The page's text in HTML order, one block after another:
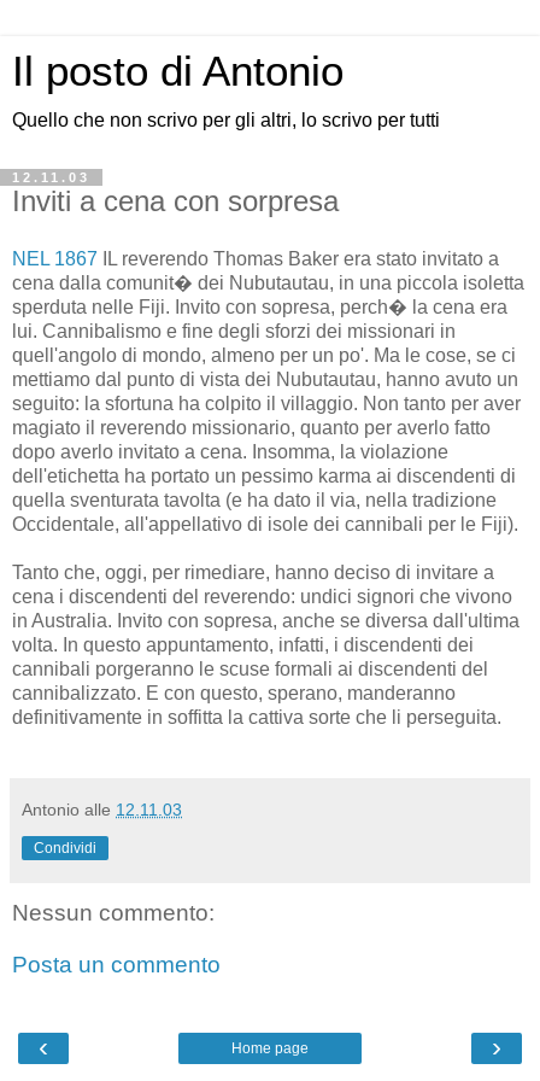
Il posto di Antonio
Quello che non scrivo per gli altri, lo scrivo per tutti
12.11.03
Inviti a cena con sorpresa
NEL 1867 IL reverendo Thomas Baker era stato invitato a
cena dalla comunit� dei Nubutautau, in una piccola isoletta
sperduta nelle Fiji. Invito con sopresa, perch� la cena era
lui. Cannibalismo e fine degli sforzi dei missionari in
quell'angolo di mondo, almeno per un po'. Ma le cose, se ci
mettiamo dal punto di vista dei Nubutautau, hanno avuto un
seguito: la sfortuna ha colpito il villaggio. Non tanto per aver
magiato il reverendo missionario, quanto per averlo fatto
dopo averlo invitato a cena. Insomma, la violazione
dell'etichetta ha portato un pessimo karma ai discendenti di
quella sventurata tavolta (e ha dato il via, nella tradizione
Occidentale, all'appellativo di isole dei cannibali per le Fiji).
Tanto che, oggi, per rimediare, hanno deciso di invitare a
cena i discendenti del reverendo: undici signori che vivono
in Australia. Invito con sopresa, anche se diversa dall'ultima
volta. In questo appuntamento, infatti, i discendenti dei
cannibali porgeranno le scuse formali ai discendenti del
cannibalizzato. E con questo, sperano, manderanno
definitivamente in soffitta la cattiva sorte che li perseguita.
Antonio alle 12.11.03
Condividi
Nessun commento:
Posta un commento
‹ ›
Home page